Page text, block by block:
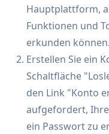
Hauptplattform,
Funktionen und
erkunden können.
Erstellen Sie ein
Schaltfläche
den Link "Konto
aufgefordert,
ein Passwort zu